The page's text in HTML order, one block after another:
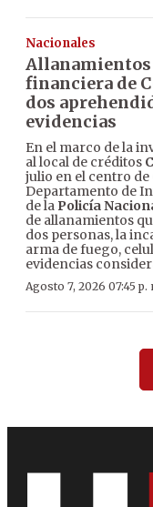
Nacionales
Allanamientos
financiera de
dos
evidencias
En el marco de la
al local de créditos
julio en el centro de
Departamento de
de la Policía
de allanamientos
dos personas, la
arma de fuego,
evidencias
Agosto 7, 2026 07:45 p.